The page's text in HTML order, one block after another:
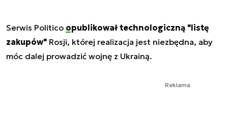
Serwis Politico opublikował technologiczną "listę
zakupów" Rosji, której realizacja jest niezbędna, aby
móc dalej prowadzić wojnę z Ukrainą.
Reklama